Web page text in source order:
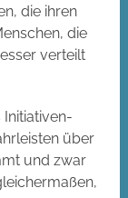
die ihren
die
verteilt
über
und zwar